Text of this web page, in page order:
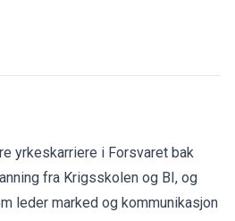
yrkeskarriere i Forsvaret bak
fra Krigsskolen og BI, og
leder marked og kommunikasjon